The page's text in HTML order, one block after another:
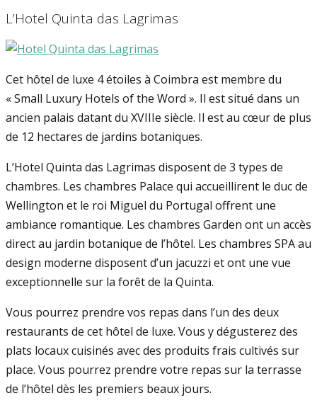
L’Hotel Quinta das Lagrimas
Cet hôtel de luxe 4 étoiles à Coimbra est membre du
« Small Luxury Hotels of the Word ». Il est situé dans un
ancien palais datant du XVIIIe siècle. Il est au cœur de plus
de 12 hectares de jardins botaniques.
L’Hotel Quinta das Lagrimas disposent de 3 types de
chambres. Les chambres Palace qui accueillirent le duc de
Wellington et le roi Miguel du Portugal offrent une
ambiance romantique. Les chambres Garden ont un accès
direct au jardin botanique de l’hôtel. Les chambres SPA au
design moderne disposent d’un jacuzzi et ont une vue
exceptionnelle sur la forêt de la Quinta.
Vous pourrez prendre vos repas dans l’un des deux
restaurants de cet hôtel de luxe. Vous y dégusterez des
plats locaux cuisinés avec des produits frais cultivés sur
place. Vous pourrez prendre votre repas sur la terrasse
de l’hôtel dès les premiers beaux jours.